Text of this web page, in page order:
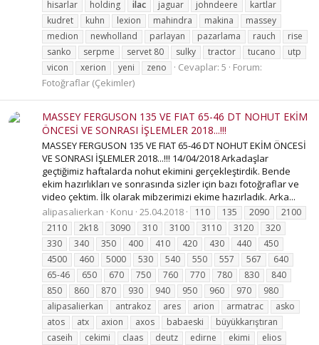
hisarlar
holding ilac jaguar johndeere
kartlar
kudret
kuhn lexion mahindra makina
massey
medion
newholland parlayan pazarlama rauch
rise
sanko
serpme servet 80 sulky tractor tucano
utp
vicon
xerion yeni zeno Cevaplar: 5
Forum:
Fotoğraflar (Çekimler)
MASSEY FERGUSON 135 VE FIAT 65-46 DT NOHUT EKİM
ÖNCESİ VE SONRASI İŞLEMLER 2018...!!!
MASSEY FERGUSON 135 VE FIAT 65-46 DT NOHUT EKİM ÖNCESİ
VE SONRASI İŞLEMLER 2018...!!! 14/04/2018 Arkadaşlar
geçtiğimiz haftalarda nohut ekimini gerçekleştirdik. Bende
ekim hazırlıkları ve sonrasında sizler için bazı fotoğraflar ve
video çektim. İlk olarak mibzerimizi ekime hazırladık. Arka...
alipasalierkan
Konu 25.04.2018 110 135 2090
2100
2110
2k18 3090 310 3100 3110 3120
320
330
340 350 400 410 420 430 440
450
4500
460 5000 530 540 550 557 567
640
65-46
650 670 750 760 770 780 830
840
850
860 870 930 940 950 960 970
980
alipasalierkan
antrakoz ares arion armatrac
asko
atos
atx axion axos babaeski
büyükkarıştıran
caseih
cekimi claas deutz edirne ekimi
elios